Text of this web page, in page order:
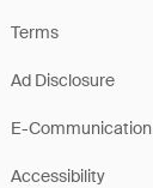
Terms
Ad Disclosure
E-Communication
Accessibility